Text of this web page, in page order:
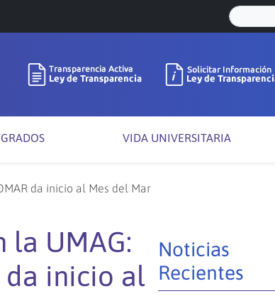
VIDA UNIVERSITARIA
da inicio al Mes del Mar
la UMAG:
da inicio al
Noticias
Recientes